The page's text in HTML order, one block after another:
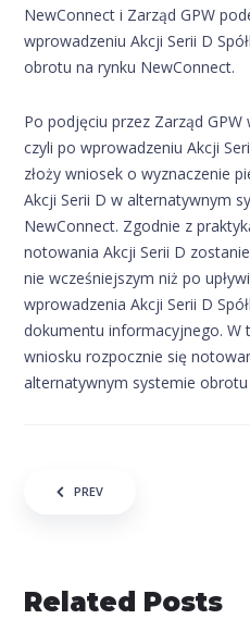
NewConnect i Zarząd GPW
wprowadzeniu Akcji Serii D
obrotu na rynku NewConnect.
Po podjęciu przez Zarząd
czyli po wprowadzeniu Akcji
złoży wniosek o wyznaczenie
Akcji Serii D w alternatywnym
NewConnect. Zgodnie z
notowania Akcji Serii D
nie wcześniejszym niż po
wprowadzenia Akcji Serii D
dokumentu informacyjnego. W
wniosku rozpocznie się
alternatywnym systemie
Nawigacja
PREV
Related Posts